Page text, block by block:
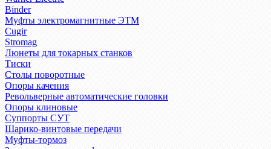
Binder
Муфты электромагнитные ЭТМ
Cugir
Stromag
Люнеты для токарных станков
Тиски
Столы поворотные
Опоры качения
Револьверные автоматические головки
Опоры клиновые
Суппорты СУТ
Шарико-винтовые передачи
Муфты-тормоз